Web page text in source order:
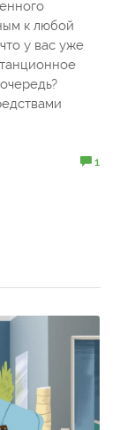
к любой
у вас уже
1